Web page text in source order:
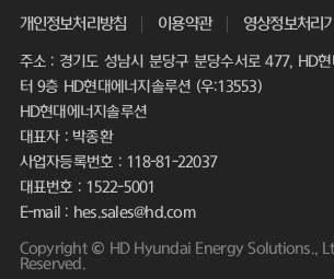
개인정보처리방침 이용약관 영상정보처리
주소 : 경기도 성남시 분당구 분당수서로 477, HD
터 9층 HD현대에너지솔루션 (우:13553)
HD현대에너지솔루션
대표자 : 박종환
사업자등록번호 : 118-81-22037
대표번호 : 1522-5001
E-mail : hes.sales@hd.com
Copyright © HD Hyundai Energy Solutions.,
Reserved.